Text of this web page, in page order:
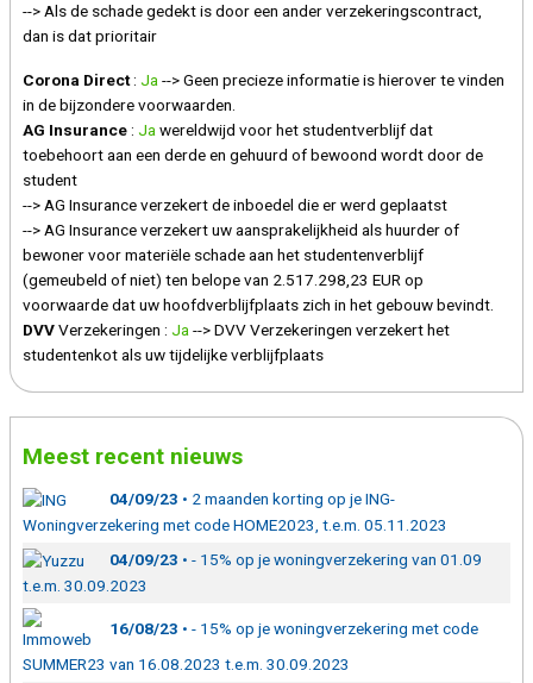
--> Als de schade gedekt is door een ander verzekeringscontract,
dan is dat prioritair
Corona Direct: Ja --> Geen precieze informatie is hierover te vinden
in de bijzondere voorwaarden.
AG Insurance : Ja wereldwijd voor het studentverblijf dat
toebehoort aan een derde en gehuurd of bewoond wordt door de
student
--> AG Insurance verzekert de inboedel die er werd geplaatst
--> AG Insurance verzekert uw aansprakelijkheid als huurder of
bewoner voor materiële schade aan het studentenverblijf
(gemeubeld of niet) ten belope van 2.517.298,23 EUR op
voorwaarde dat uw hoofdverblijfplaats zich in het gebouw bevindt.
DVVVerzekeringen : Ja --> DVV Verzekeringen verzekert het
studentenkot als uw tijdelijke verblijfplaats
Meest recent nieuws
04/09/23 • 2 maanden korting op je ING-
Woningverzekering met code HOME2023, t.e.m. 05.11.2023
04/09/23 • - 15% op je woningverzekering van 01.09
t.e.m. 30.09.2023
16/08/23 • - 15% op je woningverzekering met code
SUMMER23 van 16.08.2023 t.e.m. 30.09.2023